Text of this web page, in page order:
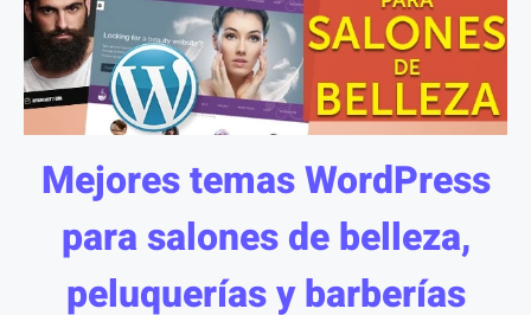
Mejores temas WordPress
para salones de belleza,
peluquerías y barberías